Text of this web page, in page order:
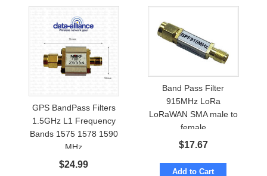
GPS BandPass Filters
1.5GHz L1 Frequency
Bands 1575 1578 1590
MHz
$24.99
Band Pass Filter
915MHz LoRa
LoRaWAN SMA male to
female
$17.67
Add to Cart